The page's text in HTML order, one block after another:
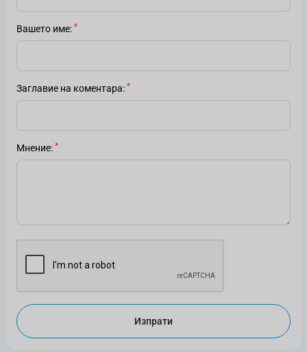
Вашето име
Заглавие на коментара
Мнение
Изпрати